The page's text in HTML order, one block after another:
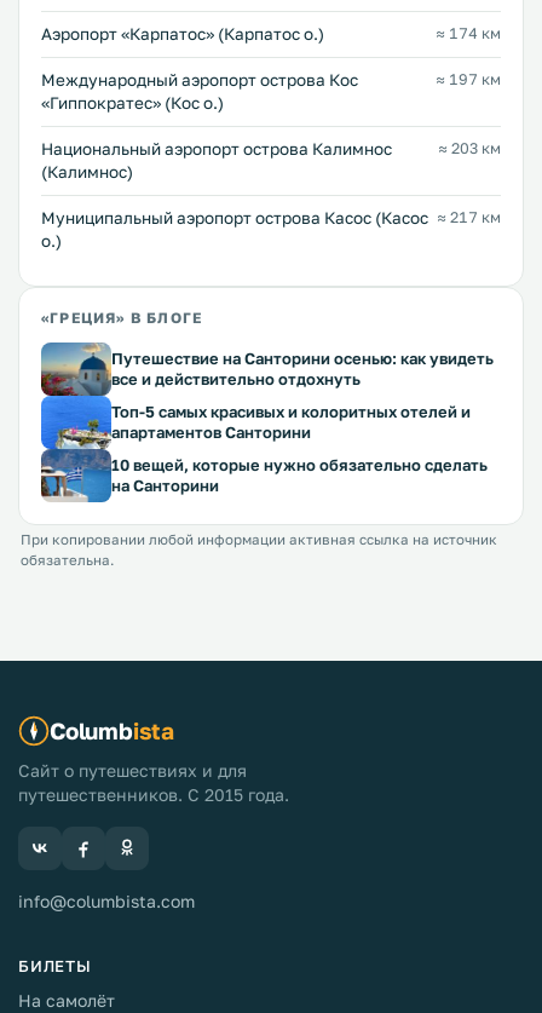
Аэропорт «Карпатос» (Карпатос о.) ≈ 174 км
Международный аэропорт острова Кос
«Гиппократес» (Кос о.)
≈ 197 км
Национальный аэропорт острова Калимнос
(Калимнос)
≈ 203 км
Муниципальный аэропорт острова Касос (Касос
о.)
≈ 217 км
«ГРЕЦИЯ» В БЛОГЕ
Путешествие на Санторини осенью: как увидеть
все и действительно отдохнуть
Топ-5 самых красивых и колоритных отелей и
апартаментов Санторини
10 вещей, которые нужно обязательно сделать
на Санторини
При копировании любой информации активная ссылка на источник
обязательна.
Columbista
Сайт о путешествиях и для
путешественников. С 2015 года.
info@columbista.com
БИЛЕТЫ
На самолёт